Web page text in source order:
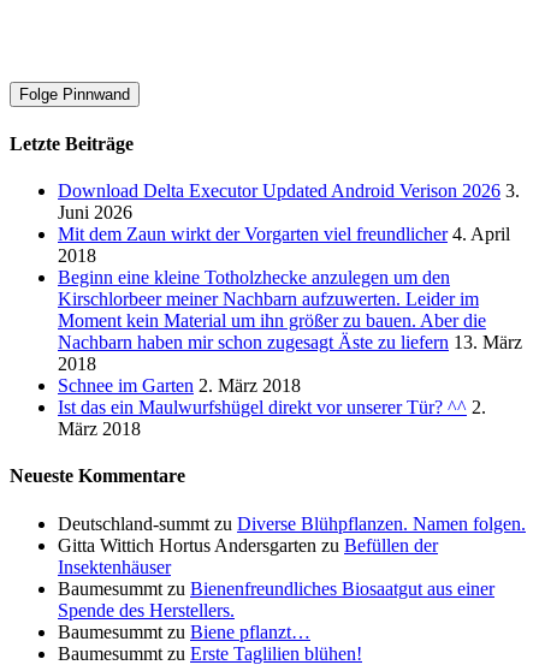
Folge Pinnwand
Letzte Beiträge
Download Delta Executor Updated Android Verison 2026 3.
Juni 2026
Mit dem Zaun wirkt der Vorgarten viel freundlicher 4. April
2018
Beginn eine kleine Totholzhecke anzulegen um den
Kirschlorbeer meiner Nachbarn aufzuwerten. Leider im
Moment kein Material um ihn größer zu bauen. Aber die
Nachbarn haben mir schon zugesagt Äste zu liefern 13. März
2018
Schnee im Garten 2. März 2018
Ist das ein Maulwurfshügel direkt vor unserer Tür? ^^ 2.
März 2018
Neueste Kommentare
Deutschland-summt zu Diverse Blühpflanzen. Namen folgen.
Gitta Wittich Hortus Andersgarten zu Befüllen der
Insektenhäuser
Baumesummt zu Bienenfreundliches Biosaatgut aus einer
Spende des Herstellers.
Baumesummt zu Biene pflanzt…
Baumesummt zu Erste Taglilien blühen!